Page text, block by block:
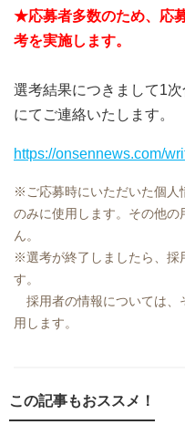
★応募者多数のため、応
考を実施します。
選考結果につきまして1
にてご連絡いたします。
https://onsennews.com/
※ご応募時にいただいた個人
のみに使用します。その他
ん。
※選考が終了しましたら、採
す。
採用者の情報については、
用します。
この記事もおススメ！